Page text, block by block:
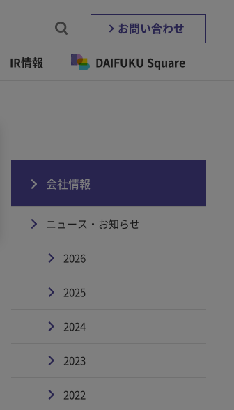
お問い合わせ
IR情報 DAIFUKU Square
会社情報
ニュース・お知らせ
2026
2025
2024
2023
2022